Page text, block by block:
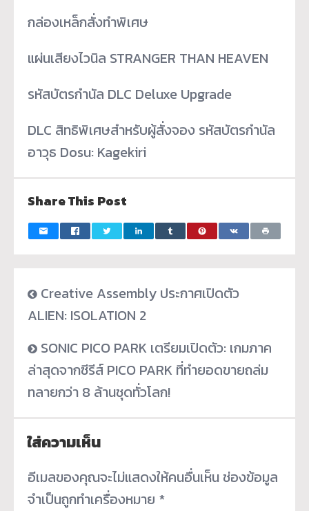
กล่องเหล็กสั่งทำพิเศษ
แผ่นเสียงไวนิล STRANGER THAN HEAVEN
รหัสบัตรกำนัล DLC Deluxe Upgrade
DLC สิทธิพิเศษสำหรับผู้สั่งจอง รหัสบัตรกำนัล
อาวุธ Dosu: Kagekiri
Share This Post
Creative Assembly ประกาศเปิดตัว
ALIEN: ISOLATION 2
SONIC PICO PARK เตรียมเปิดตัว: เกมภาค
ล่าสุดจากซีรีส์ PICO PARK ที่ทำยอดขายถล่ม
ทลายกว่า 8 ล้านชุดทั่วโลก!
ใส่ความเห็น
อีเมลของคุณจะไม่แสดงให้คนอื่นเห็น ช่องข้อมูล
จำเป็นถูกทำเครื่องหมาย *